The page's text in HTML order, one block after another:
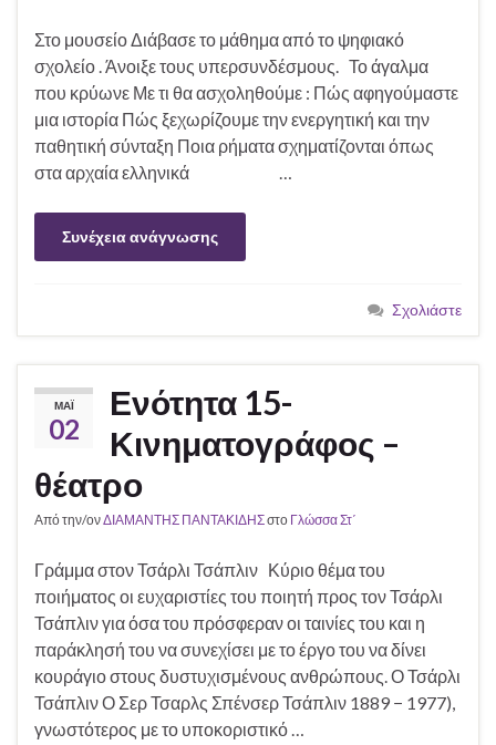
Στο μουσείο Διάβασε το μάθημα από το ψηφιακό
σχολείο . Άνοιξε τους υπερσυνδέσμους. Το άγαλμα
που κρύωνε Με τι θα ασχοληθούμε : Πώς αφηγούμαστε
μια ιστορία Πώς ξεχωρίζουμε την ενεργητική και την
παθητική σύνταξη Ποια ρήματα σχηματίζονται όπως
στα αρχαία ελληνικά …
Συνέχεια ανάγνωσης
Σχολιάστε
ΜΆΙ
02
Ενότητα 15-
Κινηματογράφος –
θέατρο
Από την/ονΔΙΑΜΑΝΤΗΣ ΠΑΝΤΑΚΙΔΗΣστο Γλώσσα Στ΄
Γράμμα στον Τσάρλι Τσάπλιν Κύριο θέμα του
ποιήματος οι ευχαριστίες του ποιητή προς τον Τσάρλι
Τσάπλιν για όσα του πρόσφεραν οι ταινίες του και η
παράκλησή του να συνεχίσει με το έργο του να δίνει
κουράγιο στους δυστυχισμένους ανθρώπους. Ο Τσάρλι
Τσάπλιν Ο Σερ Τσαρλς Σπένσερ Τσάπλιν 1889 − 1977),
γνωστότερος με το υποκοριστικό …